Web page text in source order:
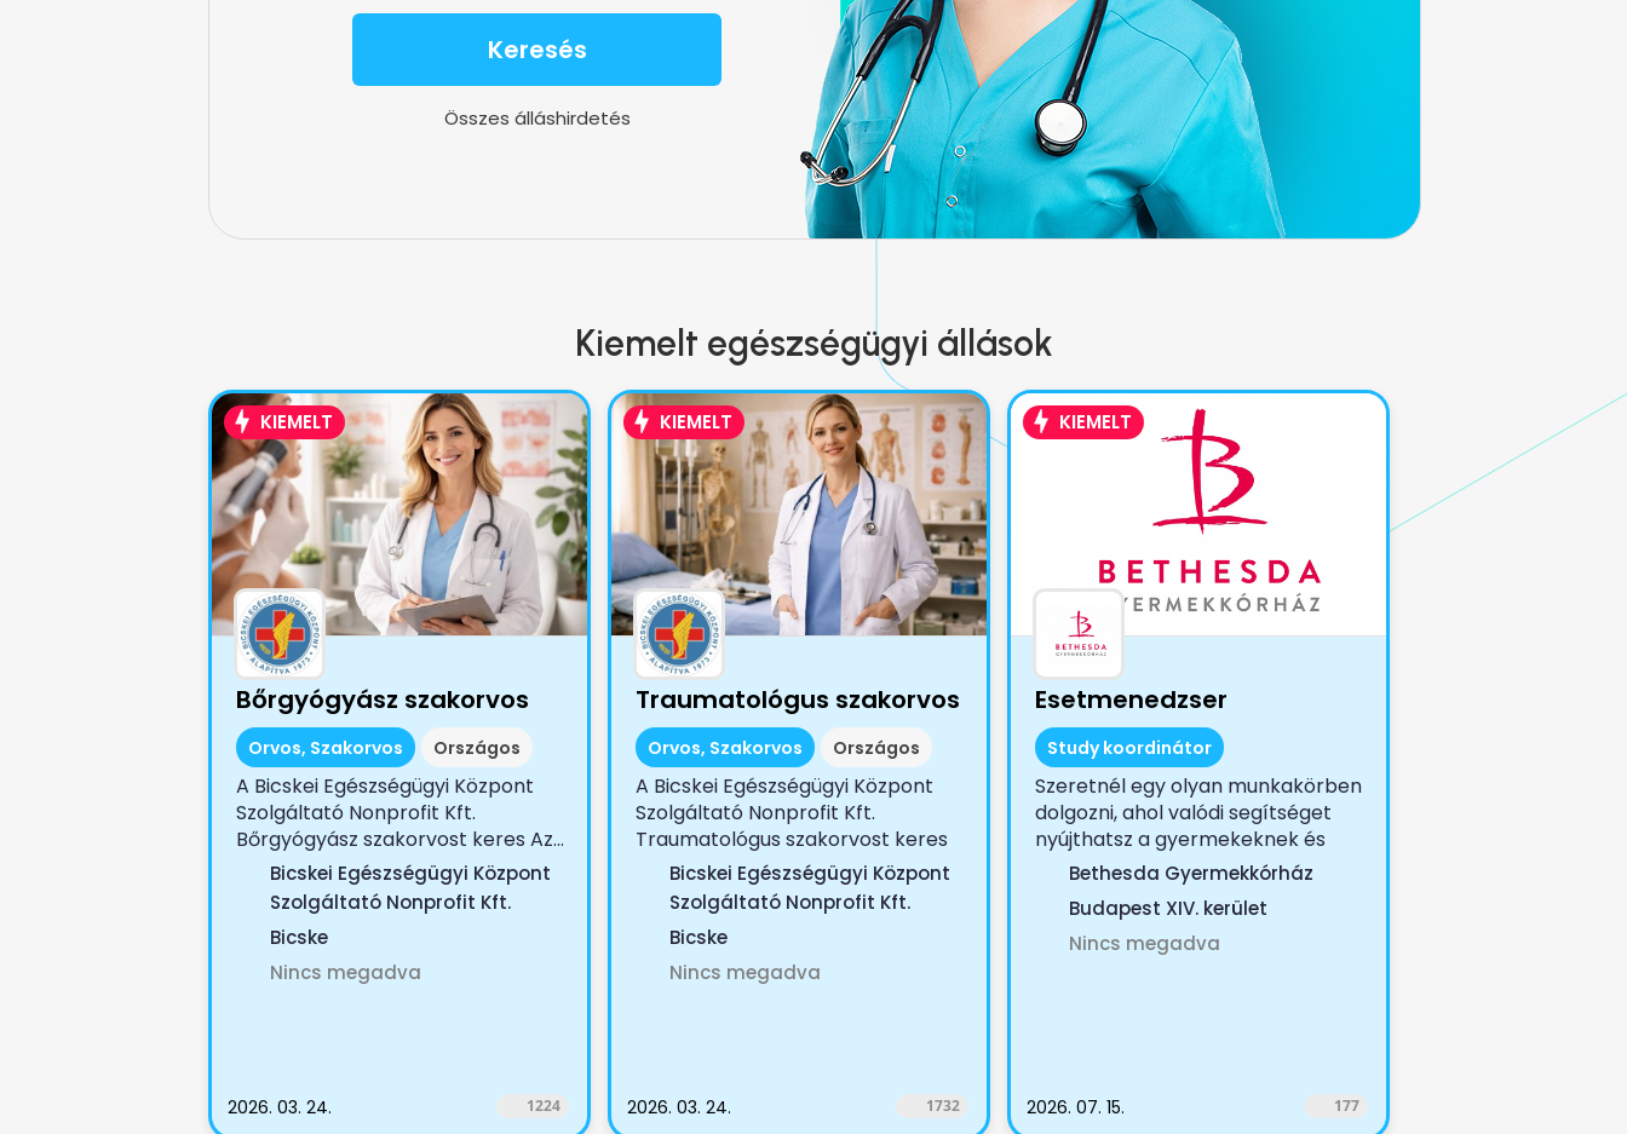
Keresés
Összes álláshirdetés
Kiemelt egészségügyi állások
KIEMELT
Bőrgyógyász szakorvos
Orvos, Szakorvos Országos
A Bicskei Egészségügyi Központ
Szolgáltató Nonprofit Kft.
Bőrgyógyász szakorvost keres Az...
Bicskei Egészségügyi Központ
Szolgáltató Nonprofit Kft.
Bicske
Nincs megadva
2026. 03. 24. 1224
KIEMELT
Traumatológus szakorvos
Orvos, Szakorvos Országos
A Bicskei Egészségügyi Központ
Szolgáltató Nonprofit Kft.
Traumatológus szakorvost keres
Bicskei Egészségügyi Központ
Szolgáltató Nonprofit Kft.
Bicske
Nincs megadva
2026. 03. 24. 1732
KIEMELT
Esetmenedzser
Study koordinátor
Szeretnél egy olyan munkakörben
dolgozni, ahol valódi segítséget
nyújthatsz a gyermekeknek és
családjaiknak?...
Bethesda Gyermekkórház
Budapest XIV. kerület
Nincs megadva
2026. 07. 15. 177